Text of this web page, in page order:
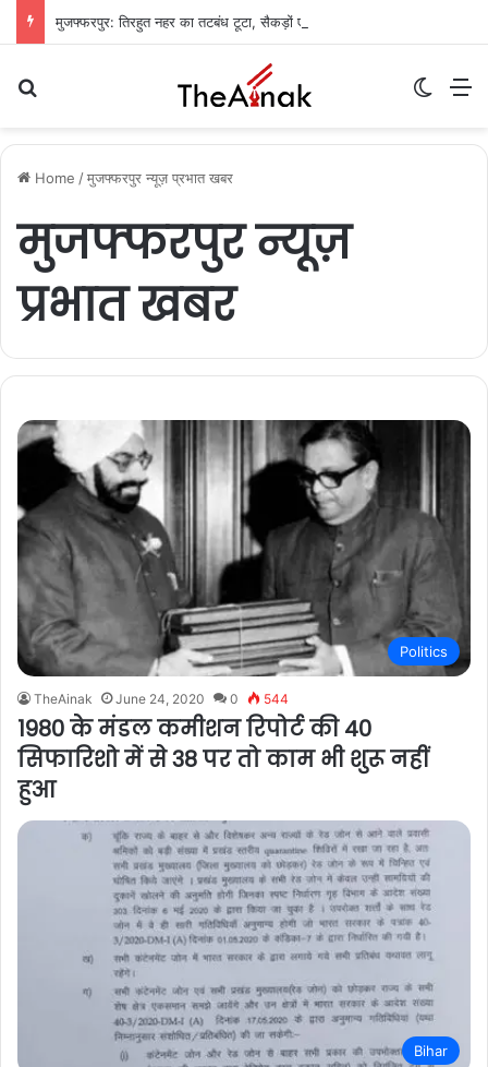
Home /मुजफ्फरपुर न्यूज़ प्रभात खबर
मुजफ्फरपुर न्यूज़
प्रभात खबर
Politics
TheAinak June 24, 2020 0 544
1980 के मंडल कमीशन रिपोर्ट की 40
सिफारिशो में से 38 पर तो काम भी शुरू नहीं
हुआ
Bihar